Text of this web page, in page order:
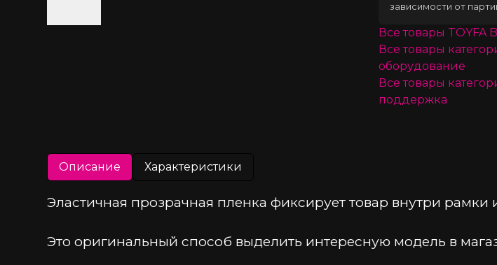
зависимости от
Все товары TOYFA
Все товары
оборудование
Все товары
поддержка
Описание Характеристики
Эластичная прозрачная пленка фиксирует товар внутри рамки
Это оригинальный способ выделить интересную модель в